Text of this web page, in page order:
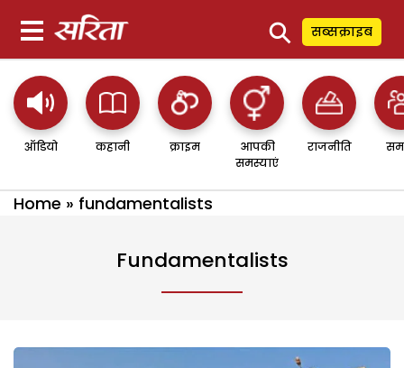
⚲ सब्सक्राइब
ऑडियो कहानी क्राइम
आपकी
समस्याएं
राजनीति
Home » fundamentalists
Fundamentalists